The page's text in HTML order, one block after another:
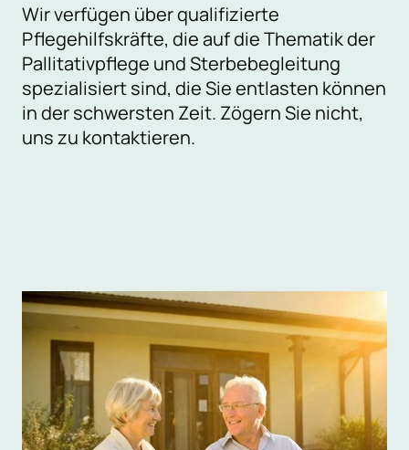
Wir verfügen über qualifizierte
Pflegehilfskräfte, die auf die Thematik der
Pallitativpflege und Sterbebegleitung
spezialisiert sind, die Sie entlasten können
in der schwersten Zeit. Zögern Sie nicht,
uns zu kontaktieren.